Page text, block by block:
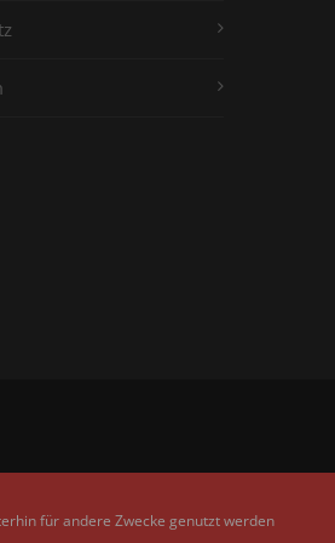
für andere Zwecke genutzt werden